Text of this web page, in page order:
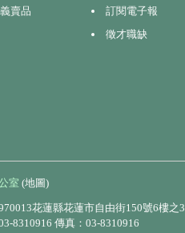
義賣品
訂閱電子報
徵才職缺
室 (地圖)
花蓮縣花蓮市自由街150號6樓之3
8310916 傳真：03-8310916